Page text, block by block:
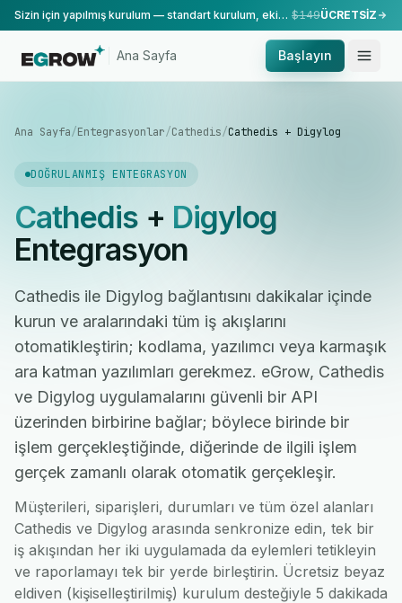
Sizin için yapılmış kurulum — standart kurulum, ekibimiz tarafından yapılır. $149ÜCRETSİZ
Ana Sayfa Başlayın
Ana Sayfa/Entegrasyonlar/Cathedis/Cathedis + Digylog
DOĞRULANMIŞ ENTEGRASYON
Cathedis+ Digylog
Entegrasyon
Cathedis ile Digylog bağlantısını dakikalar içinde
kurun ve aralarındaki tüm iş akışlarını
otomatikleştirin; kodlama, yazılımcı veya karmaşık
ara katman yazılımları gerekmez. eGrow, Cathedis
ve Digylog uygulamalarını güvenli bir API
üzerinden birbirine bağlar; böylece birinde bir
işlem gerçekleştiğinde, diğerinde de ilgili işlem
gerçek zamanlı olarak otomatik gerçekleşir.
Müşterileri, siparişleri, durumları ve tüm özel alanları
Cathedis ve Digylog arasında senkronize edin, tek bir
iş akışından her iki uygulamada da eylemleri tetikleyin
ve raporlamayı tek bir yerde birleştirin. Ücretsiz beyaz
eldiven (kişiselleştirilmiş) kurulum desteğiyle 5 dakikada